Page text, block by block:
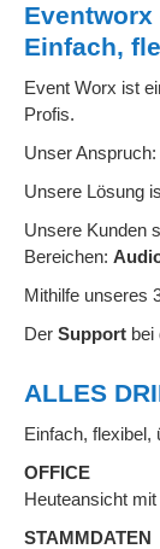
Einfach,
Event Worx ist
Profis.
Unser Anspruch:
Unsere Lösung
Unsere Kunden
Bereichen:
Mithilfe unseres
Der Support bei
ALLES
Einfach, flexibel,
OFFICE
Heuteansicht
STAMMDATEN